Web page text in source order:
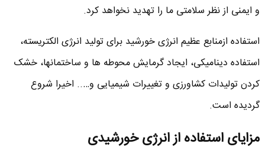
و ایمنی از نظر سلامتی ما را تهدید نخواهد کرد.
استفاده ازمنابع عظیم انرژی خورشید برای تولید انرژی الکتریسته،
استفاده دینامیکی، ایجاد گرمایش محوطه‌ ها و ساختمانها، خشک
کردن تولیدات کشاورزی و تغییرات شیمیایی و….. اخیرا شروع
گردیده‌ است.
مزایای استفاده از انرژی خورشیدی